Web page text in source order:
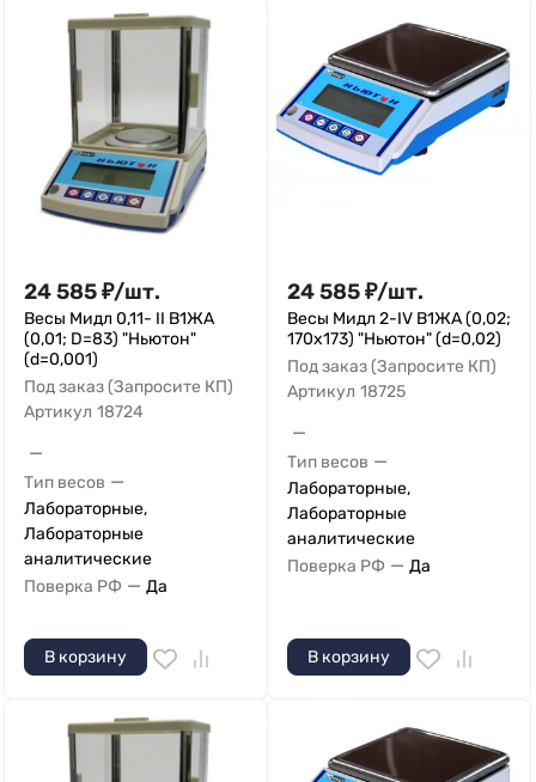
24 585₽/шт.
Весы Мидл 0,11- II В1ЖА
(0,01; D=83) "Ньютон"
(d=0,001)
Под заказ (Запросите КП)
Артикул 18724
—
Тип весов —
Лабораторные,
Лабораторные
аналитические
Поверка РФ — Да
В корзину
24 585₽/шт.
Весы Мидл 2-IV В1ЖА (0,02;
170x173) "Ньютон" (d=0,02)
Под заказ (Запросите КП)
Артикул 18725
—
Тип весов —
Лабораторные,
Лабораторные
аналитические
Поверка РФ — Да
В корзину